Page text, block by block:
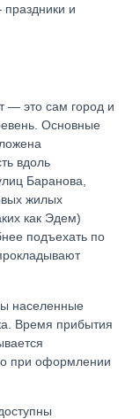
и
― это сам город и
Основные
вдоль
Баранова,
жилых
как Эдем)
подъехать по
населенные
Время прибытия
при оформлении